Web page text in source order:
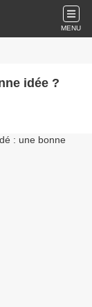
MENU
idée ?